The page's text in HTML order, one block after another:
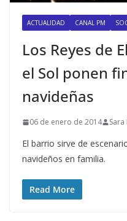
ACTUALIDAD CANAL PM
Los Reyes de
el Sol ponen
navideñas
06 de enero de 2014
El barrio sirve de
navideños en familia.
Read More